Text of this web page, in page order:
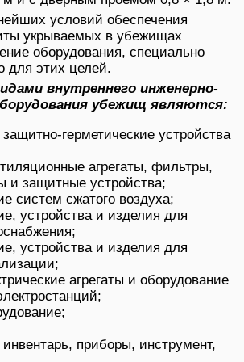
условий обеспечения
укрываемых в убежищах
оборудования, специально
для этих целей.
внутреннего инженерно-
убежищ являются:
герметические устройства
агрегаты, фильтры,
и защитные устройства;
систем сжатого воздуха;
устройства и изделия для
устройства и изделия для
агрегаты и оборудование
приборы, инструмент,